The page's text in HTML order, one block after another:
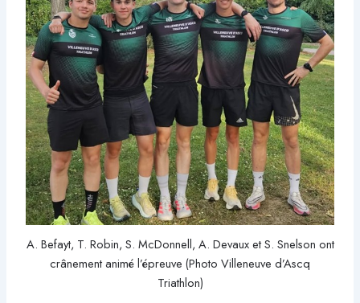
A. Befayt, T. Robin, S. McDonnell, A. Devaux et S. Snelson ont
crânement animé l’épreuve (Photo Villeneuve d’Ascq
Triathlon)